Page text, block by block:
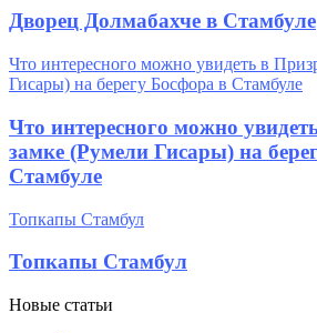
Дворец Долмабахче в Стамбуле
Что интересного можно увидеть в
Гисары) на берегу Босфора в Стамбуле
Что интересного можно
замке (Румели Гисары) на
Стамбуле
Топкапы Стамбул
Топкапы Стамбул
Новые статьи